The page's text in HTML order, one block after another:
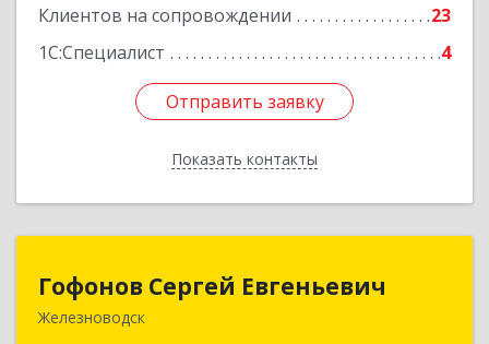
Клиентов на сопровождении
23
1С:Специалист
4
Отправить заявку
Показать контакты
Отправить заявку
Назад
Гофонов Сергей Евгеньевич
Железноводск
Гофонов Сергей Евгеньевич